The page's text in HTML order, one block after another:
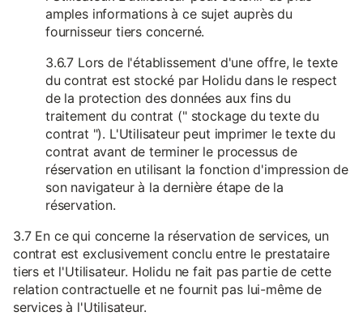
amples informations à ce sujet auprès du
fournisseur tiers concerné.
3.6.7 Lors de l'établissement d'une offre, le texte
du contrat est stocké par Holidu dans le respect
de la protection des données aux fins du
traitement du contrat (" stockage du texte du
contrat "). L'Utilisateur peut imprimer le texte du
contrat avant de terminer le processus de
réservation en utilisant la fonction d'impression de
son navigateur à la dernière étape de la
réservation.
3.7 En ce qui concerne la réservation de services, un
contrat est exclusivement conclu entre le prestataire
tiers et l'Utilisateur. Holidu ne fait pas partie de cette
relation contractuelle et ne fournit pas lui-même de
services à l'Utilisateur.